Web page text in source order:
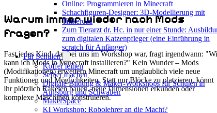
Online: Programmieren in Minecraft
Schachfiguren-Designer: 3D-Modellierung mit
Tinkercad
Zum Tierarzt dr. Hc. in nur einer Stunde:
zum digitalen Katzenpfleger (eine Einführung in
scratch für Anfänger)
Für Schulen
Koffer leihen
Selber machen
Digitale Bildung & Maker-Workshops für Schulen in
Augsburg und Schwaben
MakerSpace
KI Workshop: Robolehrer an die Macht?
Warum immer wieder nach Mods
fragen?
Fast jedes Kind, das bei uns im Workshop war, fragt irgendwann:
kann ich Mods in Minecraft installieren?" Kein Wunder – Mods
(Modifikationen) erweitern Minecraft um unglaublich viele neue
Funktionen und Möglichkeiten. Statt nur Blöcke zu platzieren, könnt
ihr plötzlich Raketen bauen, neue Dimensionen erkunden oder
komplexe Maschinen konstruieren.